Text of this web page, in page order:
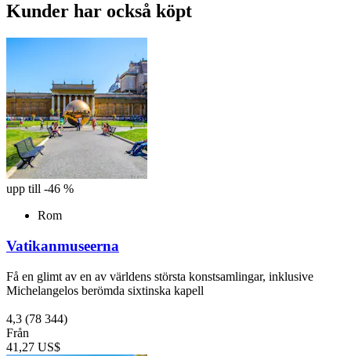
Kunder har också köpt
upp till -46 %
Rom
Vatikanmuseerna
Få en glimt av en av världens största konstsamlingar, inklusive
Michelangelos berömda sixtinska kapell
4,3 (78 344)
Från
41,27 US$